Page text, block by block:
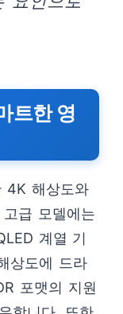
트한 영
4K 해상도와
급 모델에는
계열 기
상도에 드라
포맷의 지원